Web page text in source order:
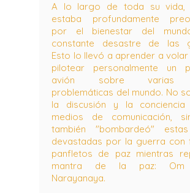
A lo largo de toda su vida,
estaba profundamente
por el bienestar del
constante desastre de las
Esto lo llevó a aprender a
pilotear personalmente un
avión sobre varias
problemáticas del mundo. No
la discusión y la
medios de comunicación,
también "bombardeó"
devastadas por la guerra con
panfletos de paz mientras
mantra de la paz: Om
Narayanaya.